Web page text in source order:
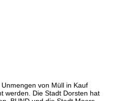
von Müll in Kauf
werden. Die Stadt Dorsten hat